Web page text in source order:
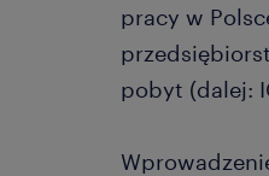
pracy w
pobyt (dalej: